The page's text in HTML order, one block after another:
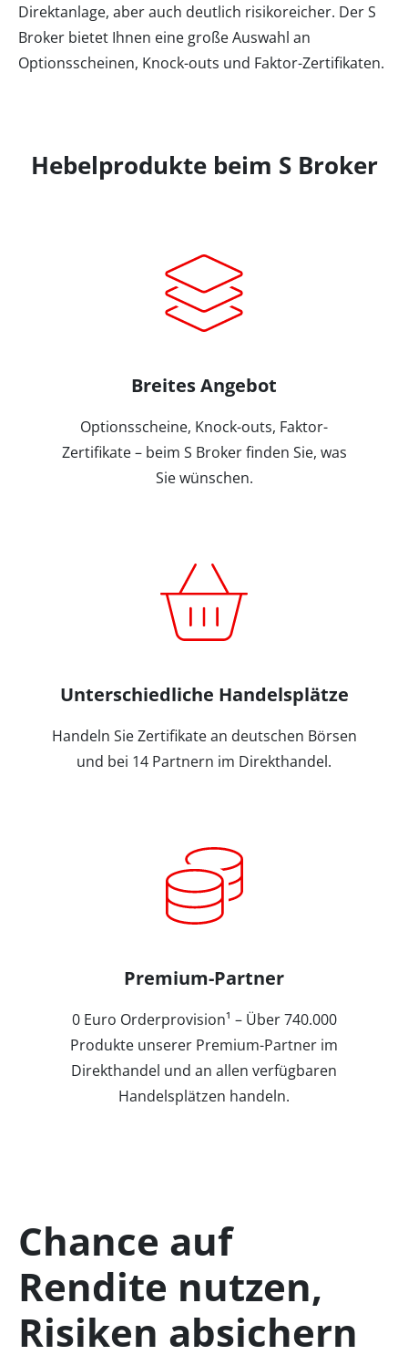
Direktanlage, aber auch deutlich risikoreicher. Der S
Broker bietet Ihnen eine große Auswahl an
Optionsscheinen, Knock-outs und Faktor-Zertifikaten.
Hebelprodukte beim S Broker
Breites Angebot
Optionsscheine, Knock-outs, Faktor-
Zertifikate – beim S Broker finden Sie, was
Sie wünschen.
Unterschiedliche Handelsplätze
Handeln Sie Zertifikate an deutschen Börsen
und bei 14 Partnern im Direkthandel.
Premium-Partner
0 Euro Orderprovision¹ – Über 740.000
Produkte unserer Premium-Partner im
Direkthandel und an allen verfügbaren
Handelsplätzen handeln.
Chance auf
Rendite nutzen,
Risiken absichern